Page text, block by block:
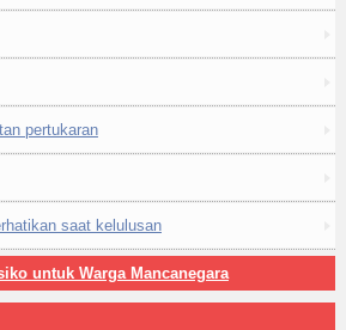
pertukaran
saat kelulusan
untuk Warga Mancanegara